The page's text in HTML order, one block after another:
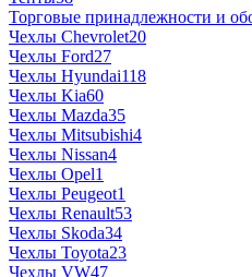
Торговые принадлежности и
Чехлы Chevrolet20
Чехлы Ford27
Чехлы Hyundai118
Чехлы Kia60
Чехлы Mazda35
Чехлы Mitsubishi4
Чехлы Nissan4
Чехлы Opel1
Чехлы Peugeot1
Чехлы Renault53
Чехлы Skoda34
Чехлы Toyota23
Чехлы VW47